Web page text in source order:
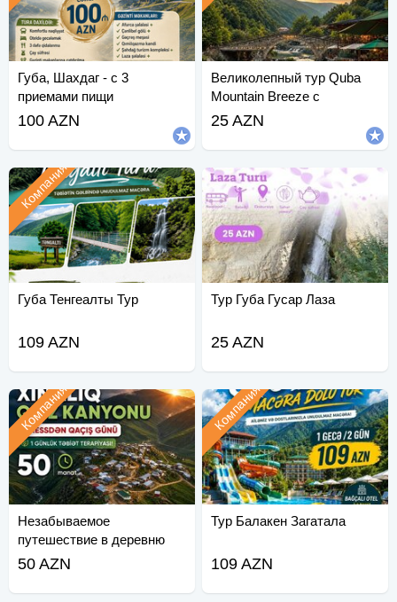
Губа, Шахдаг - с 3
приемами пищи
100 AZN
Великолепный тур Quba
Mountain Breeze с
ежедневными
25 AZN
Губа Тенгеалты Тур
Компания
109 AZN
Тур Губа Гусар Лаза
25 AZN
Незабываемое
путешествие в деревню
Хиналиг
Компания
50 AZN
Тур Балакен Загатала
Компания
109 AZN